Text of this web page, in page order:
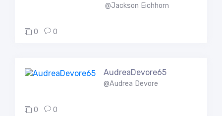
@Jackson Eichhorn
0 0
AudreaDevore65
@Audrea Devore
0 0